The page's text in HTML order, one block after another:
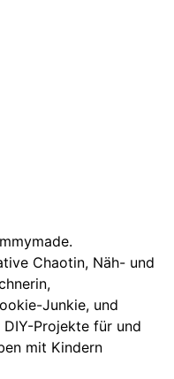
Chaotin, Näh- und
Junkie, und
DIY-Projekte für und
mit Kindern